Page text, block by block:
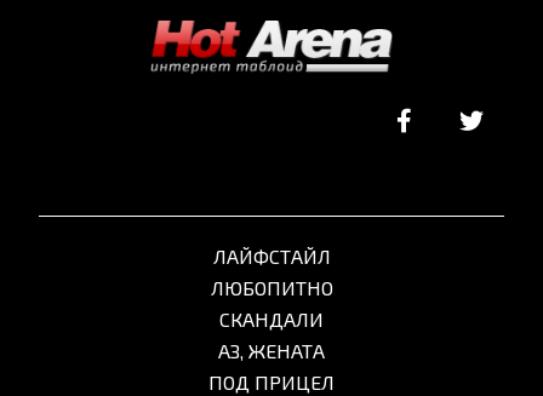
ЛАЙФСТАЙЛ
ЛЮБОПИТНО
СКАНДАЛИ
АЗ, ЖЕНАТА
ПОД ПРИЦЕЛ